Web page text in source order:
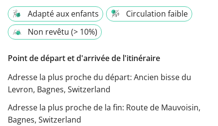
Adapté aux enfants
Circulation faible
Non revêtu (> 10%)
Point de départ et d'arrivée de l'itinéraire
Adresse la plus proche du départ: Ancien bisse du
Levron, Bagnes, Switzerland
Adresse la plus proche de la fin: Route de Mauvoisin,
Bagnes, Switzerland